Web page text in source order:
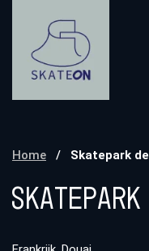
Home / Skatepark